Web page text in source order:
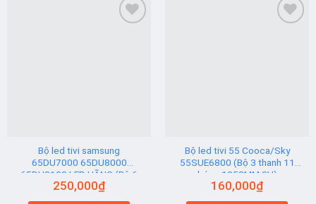
Bộ led tivi samsung
65DU7000 65DU8000
65DU8100 LED HÃNG (Bộ 6
Thanh AB)
250,000₫
Bộ led tivi 55 Cooca/Sky
55SUE6800 (Bộ 3 thanh 11
bóng 1058MM 3V)
160,000₫